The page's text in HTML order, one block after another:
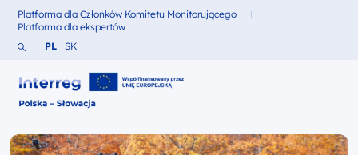
Fundusze dla
Platforma dla Członków Komitetu Monitorującego
Fundusze dla
Platforma dla ekspertów
Szukaj w serwisie
Zmień język na Polski
PL Zmień język na Słowacki
SK